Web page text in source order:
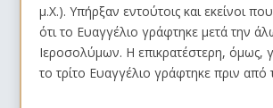
μ.Χ.). Υπήρξαν εντούτοις και εκείνοι
ότι το Ευαγγέλιο γράφτηκε μετά την
Ιεροσολύμων. Η επικρατέστερη, όμως,
το τρίτο Ευαγγέλιο γράφτηκε πριν από